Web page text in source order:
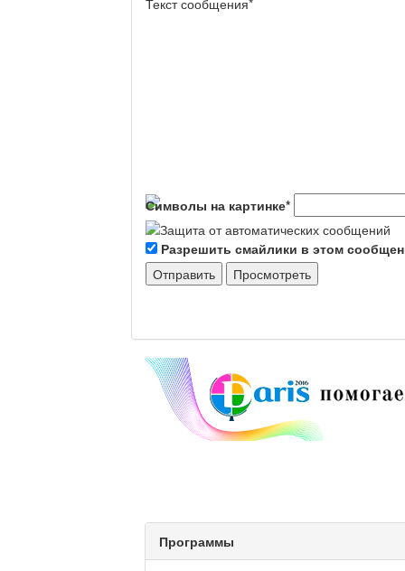
Символы на картинке*
Разрешить смайлики в этом
Программы